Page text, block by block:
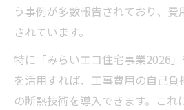
う事例が多数報告されており、
されています。
特に「みらいエコ住宅事業2026」
を活用すれば、工事費用の自己負
の断熱技術を導入できます。これ